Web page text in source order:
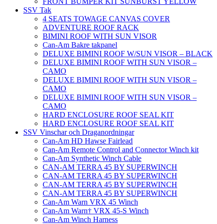
SSV Tak
4 SEATS TOWAGE CANVAS COVER
ADVENTURE ROOF RACK
BIMINI ROOF WITH SUN VISOR
Can-Am Bakre takpanel
DELUXE BIMINI ROOF W/SUN VISOR – BLACK
DELUXE BIMINI ROOF WITH SUN VISOR –
CAMO
DELUXE BIMINI ROOF WITH SUN VISOR –
CAMO
DELUXE BIMINI ROOF WITH SUN VISOR –
CAMO
HARD ENCLOSURE ROOF SEAL KIT
HARD ENCLOSURE ROOF SEAL KIT
SSV Vinschar och Draganordningar
Can-Am HD Hawse Fairlead
Can-Am Remote Control and Connector Winch kit
Can-Am Synthetic Winch Cable
CAN-AM TERRA 45 BY SUPERWINCH
CAN-AM TERRA 45 BY SUPERWINCH
CAN-AM TERRA 45 BY SUPERWINCH
CAN-AM TERRA 45 BY SUPERWINCH
Can-Am Warn VRX 45 Winch
Can-Am Warn† VRX 45-S Winch
Can-Am Winch Harness